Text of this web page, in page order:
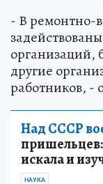
- В ремонтно-
организаций,
другие
работников, -
Над СССР
пришельцев:
искала и
НАУКА